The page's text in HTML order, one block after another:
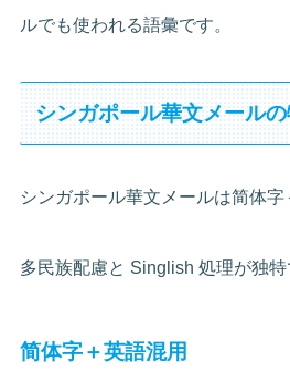
ルでも使われる語彙です。
シンガポール華文メール
シンガポール華文メールは简体字
多民族配慮と Singlish 処理が独特
简体字＋英語混用